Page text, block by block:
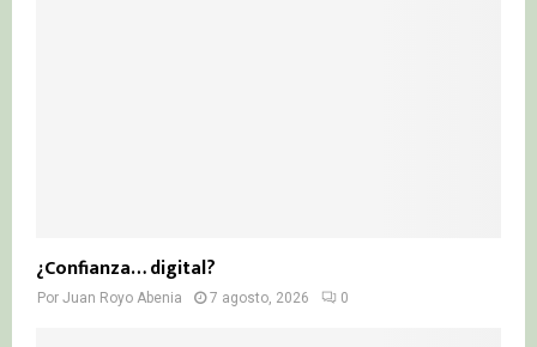
¿Confianza… digital?
Por Juan Royo Abenia 7 agosto, 2026 0